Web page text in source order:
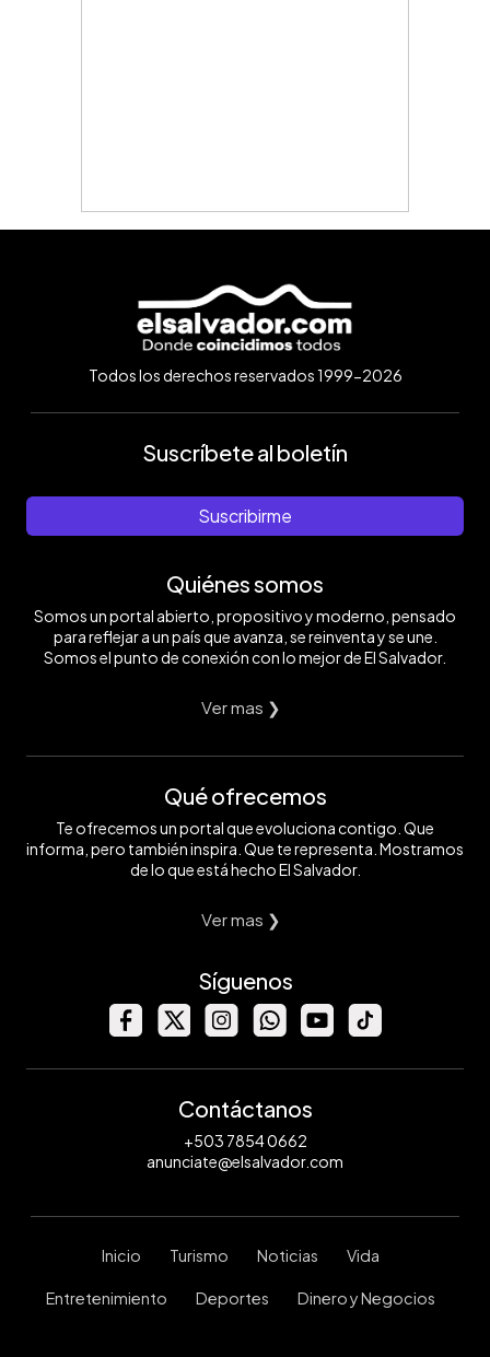
Todos los derechos reservados 1999-2026
Suscríbete al boletín
Suscribirme
Quiénes somos
Somos un portal abierto, propositivo y moderno, pensado
para reflejar a un país que avanza, se reinventa y se une.
Somos el punto de conexión con lo mejor de El Salvador.
Ver mas ❯
Qué ofrecemos
Te ofrecemos un portal que evoluciona contigo. Que
informa, pero también inspira. Que te representa. Mostramos
de lo que está hecho El Salvador.
Ver mas ❯
Síguenos
Contáctanos
+503 7854 0662
anunciate@elsalvador.com
Inicio Turismo Noticias Vida
Entretenimiento Deportes Dinero y Negocios